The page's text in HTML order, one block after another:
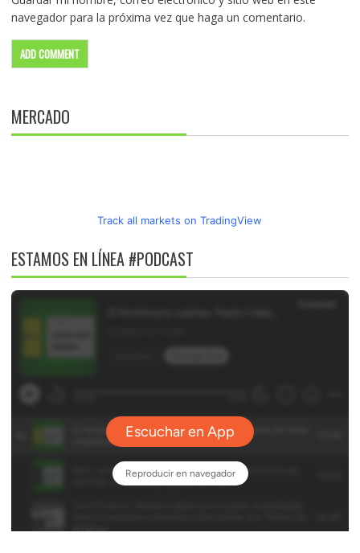
navegador para la próxima vez que haga un comentario.
MERCADO
Track all markets on TradingView
ESTAMOS EN LÍNEA #PODCAST